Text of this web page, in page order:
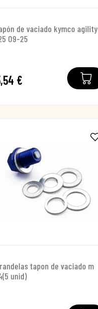
de vaciado kymco agility
09-25
€
tapon de vaciado m
unid)